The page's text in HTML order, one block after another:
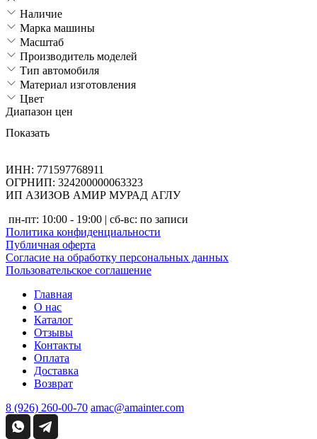
Наличие
Марка машины
Масштаб
Производитель моделей
Тип автомобиля
Материал изготовления
Цвет
Диапазон цен
Показать
ИНН: 771597768911
ОГРНИП: 324200000063323
ИП АЗИЗОВ АМИР МУРАД АГЛУ
пн-пт: 10:00 - 19:00 | сб-вс: по записи
Политика конфиденциальности
Публичная оферта
Согласие на обработку персональных данных
Пользовательское соглашение
Главная
О нас
Каталог
Отзывы
Контакты
Оплата
Доставка
Возврат
8 (926) 260-00-70 amac@amainter.com